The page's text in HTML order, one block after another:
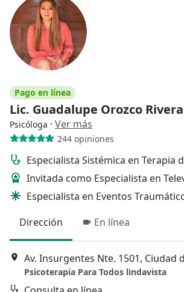
Pago en línea
Lic. Guadalupe Orozco Rivera
Psicóloga · Ver más
244 opiniones
Especialista Sistémica en Terapia
Invitada como Especialista en
Especialista en Eventos
Dirección
En línea
Av. Insurgentes Nte. 1501, Ciudad
Psicoterapia Para Todos lindavista